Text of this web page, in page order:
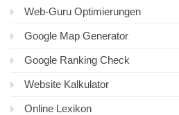
Web-Guru Optimierungen
Google Map Generator
Google Ranking Check
Website Kalkulator
Online Lexikon